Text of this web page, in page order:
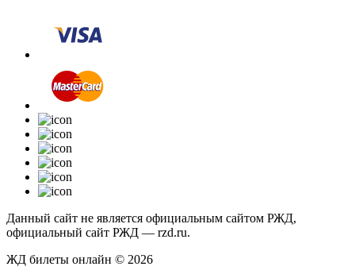
Данный сайт не является официальным сайтом РЖД,
официальный сайт РЖД — rzd.ru.
ЖД билеты онлайн © 2026